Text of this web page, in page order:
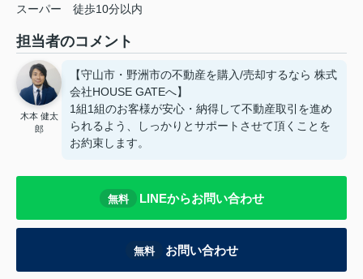
スーパー
徒歩10分以内
担当者のコメント
木本 健太
郎
【守山市・野洲市の不動産を購入/売却するなら 株式
会社HOUSE GATEへ】
1組1組のお客様が安心・納得して不動産取引を進め
られるよう、しっかりとサポートさせて頂くことを
お約束します。
無料 LINEからお問い合わせ
無料 お問い合わせ